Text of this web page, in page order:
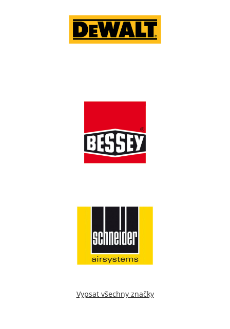
Vypsat všechny značky